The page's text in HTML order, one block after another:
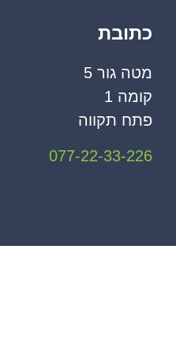
כתובת
מטה גור 5
קומה 1
פתח תקווה
077-22-33-226